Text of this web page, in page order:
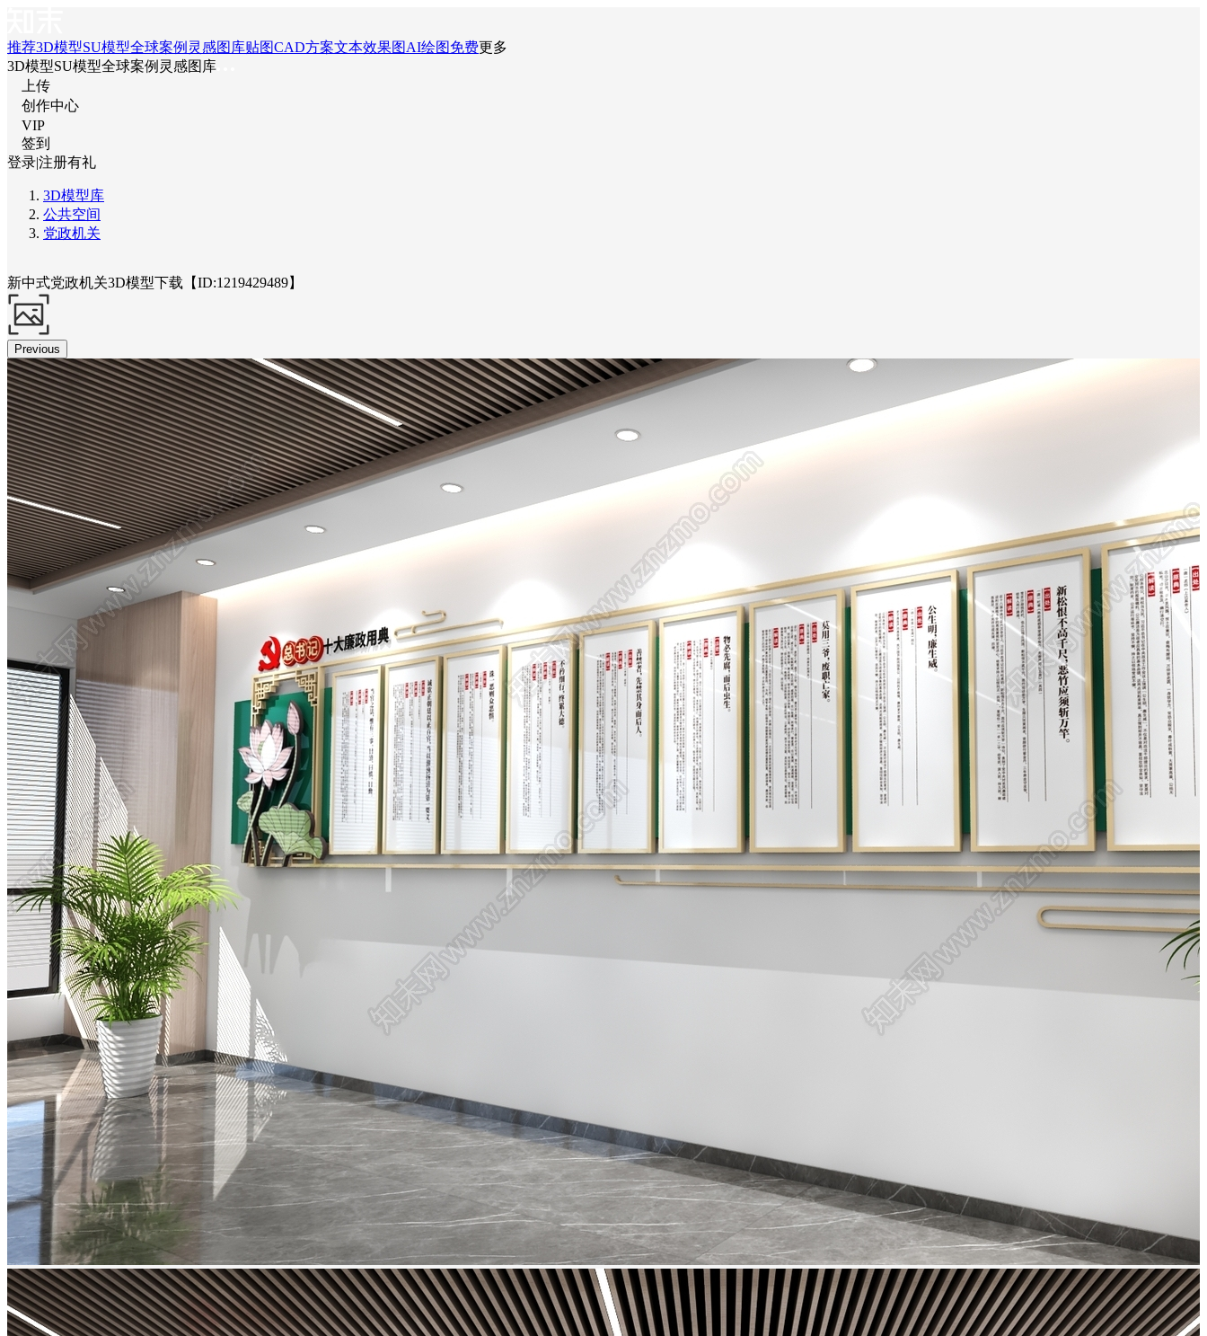
推荐3D模型SU模型全球案例 灵感图库贴图CAD方案文本效果图 AI绘图 免费更多
3D模型SU模型全球案例 灵感图库
上传
创作中心
VIP
签到
登录|注册有礼
3D模型库
公共空间
党政机关
新中式党政机关3D模型下载【ID:1219429489】
Previous